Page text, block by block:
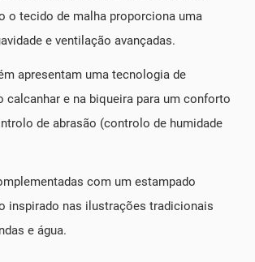
o tecido de malha proporciona uma
e ventilação avançadas.
apresentam uma tecnologia de
calcanhar e na biqueira para um conforto
de abrasão (controlo de humidade
com um estampado
inspirado nas ilustrações tradicionais
e água.